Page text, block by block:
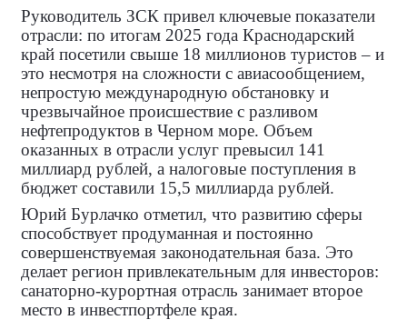
Руководитель ЗСК привел ключевые показатели
отрасли: по итогам 2025 года Краснодарский
край посетили свыше 18 миллионов туристов – и
это несмотря на сложности с авиасообщением,
непростую международную обстановку и
чрезвычайное происшествие с разливом
нефтепродуктов в Черном море. Объем
оказанных в отрасли услуг превысил 141
миллиард рублей, а налоговые поступления в
бюджет составили 15,5 миллиарда рублей.
Юрий Бурлачко отметил, что развитию сферы
способствует продуманная и постоянно
совершенствуемая законодательная база. Это
делает регион привлекательным для инвесторов:
санаторно‑курортная отрасль занимает второе
место в инвестпортфеле края.